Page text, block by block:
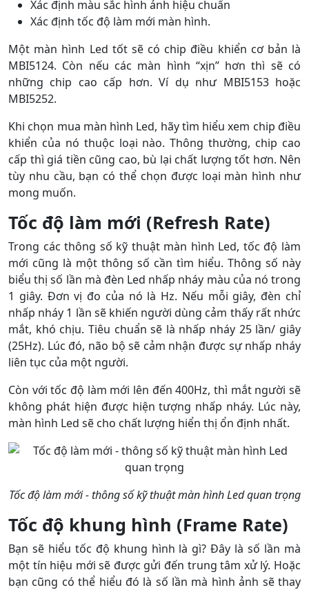
Xác định màu sắc hình ảnh hiệu chuẩn
Xác định tốc độ làm mới màn hình.
Một màn hình Led tốt sẽ có chip điều khiển cơ bản là
MBI5124. Còn nếu các màn hình “xịn” hơn thì sẽ có
những chip cao cấp hơn. Ví dụ như MBI5153 hoặc
MBI5252.
Khi chọn mua màn hình Led, hãy tìm hiểu xem chip điều
khiển của nó thuộc loại nào. Thông thường, chip cao
cấp thì giá tiền cũng cao, bù lại chất lượng tốt hơn. Nên
tùy nhu cầu, bạn có thể chọn được loại màn hình như
mong muốn.
Tốc độ làm mới (Refresh Rate)
Trong các thông số kỹ thuật màn hình Led, tốc độ làm
mới cũng là một thông số cần tìm hiểu. Thông số này
biểu thị số lần mà đèn Led nhấp nháy màu của nó trong
1 giây. Đơn vị đo của nó là Hz. Nếu mỗi giây, đèn chỉ
nhấp nháy 1 lần sẽ khiến người dùng cảm thấy rất nhức
mắt, khó chịu. Tiêu chuẩn sẽ là nhấp nháy 25 lần/ giây
(25Hz). Lúc đó, não bộ sẽ cảm nhận được sự nhấp nháy
liên tục của một người.
Còn với tốc độ làm mới lên đến 400Hz, thì mắt người sẽ
không phát hiện được hiện tượng nhấp nháy. Lúc này,
màn hình Led sẽ cho chất lượng hiển thị ổn định nhất.
Tốc độ làm mới - thông số kỹ thuật màn hình Led quan trọng
Tốc độ khung hình (Frame Rate)
Bạn sẽ hiểu tốc độ khung hình là gì? Đây là số lần mà
một tín hiệu mới sẽ được gửi đến trung tâm xử lý. Hoặc
bạn cũng có thể hiểu đó là số lần mà hình ảnh sẽ thay